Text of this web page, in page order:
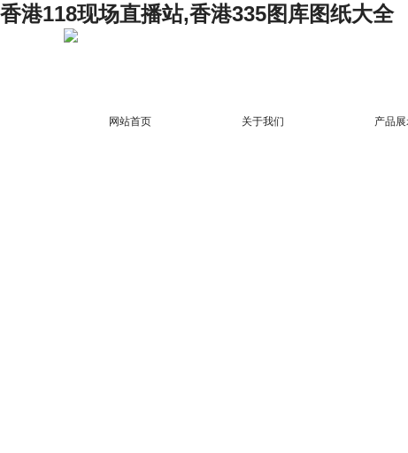
香港118现场直播站,香港335图库图纸大全
网站首页 关于我们 产品